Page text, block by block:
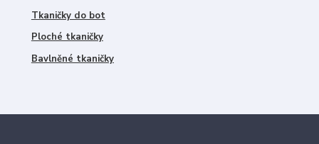
Tkaničky do bot
Ploché tkaničky
Bavlněné tkaničky